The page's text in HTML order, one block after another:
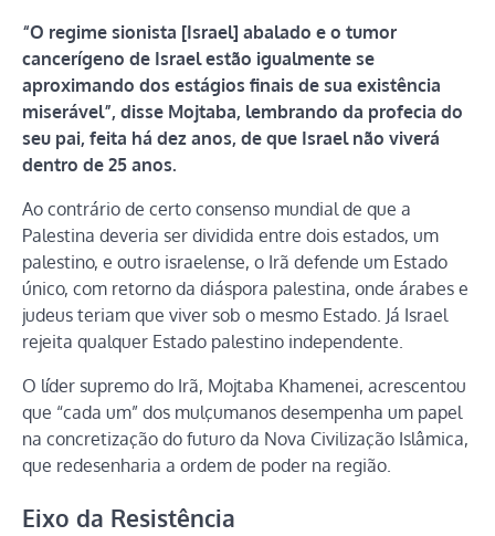
“O regime sionista [Israel] abalado e o tumor
cancerígeno de Israel estão igualmente se
aproximando dos estágios finais de sua existência
miserável”, disse Mojtaba, lembrando da profecia do
seu pai, feita há dez anos, de que Israel não viverá
dentro de 25 anos.
Ao contrário de certo consenso mundial de que a
Palestina deveria ser dividida entre dois estados, um
palestino, e outro israelense, o Irã defende um Estado
único, com retorno da diáspora palestina, onde árabes e
judeus teriam que viver sob o mesmo Estado. Já Israel
rejeita qualquer Estado palestino independente.
O líder supremo do Irã, Mojtaba Khamenei, acrescentou
que “cada um” dos mulçumanos desempenha um papel
na concretização do futuro da Nova Civilização Islâmica,
que redesenharia a ordem de poder na região.
Eixo da Resistência